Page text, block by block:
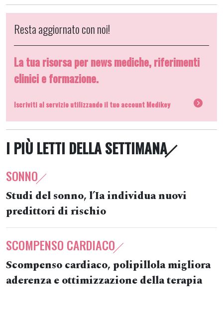
Resta aggiornato con noi!
La tua risorsa per news mediche, riferimenti
clinici e formazione.
Iscriviti al servizio utilizzando il tuo account Medikey
I PIÙ LETTI DELLA SETTIMANA
SONNO
Studi del sonno, l’Ia individua nuovi
predittori di rischio
SCOMPENSO CARDIACO
Scompenso cardiaco, polipillola migliora
aderenza e ottimizzazione della terapia